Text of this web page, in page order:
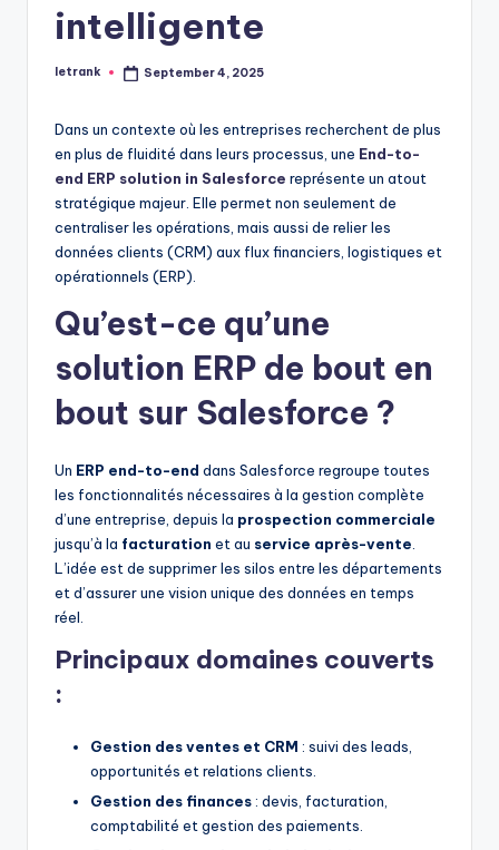
intelligente
Posted
letrank September 4, 2025
Dans un contexte où les entreprises recherchent de plus
en plus de fluidité dans leurs processus, une End-to-
end ERP solution in Salesforce représente un atout
stratégique majeur. Elle permet non seulement de
centraliser les opérations, mais aussi de relier les
données clients (CRM) aux flux financiers, logistiques et
opérationnels (ERP).
Qu’est-ce qu’une
solution ERP de bout en
bout sur Salesforce ?
Un ERP end-to-end dans Salesforce regroupe toutes
les fonctionnalités nécessaires à la gestion complète
d’une entreprise, depuis la prospection commerciale
jusqu’à la facturation et au service après-vente
L’idée est de supprimer les silos entre les départements
et d’assurer une vision unique des données en temps
réel.
Principaux domaines couverts
:
Gestion des ventes et CRM : suivi des leads,
opportunités et relations clients.
Gestion des finances : devis, facturation,
comptabilité et gestion des paiements.